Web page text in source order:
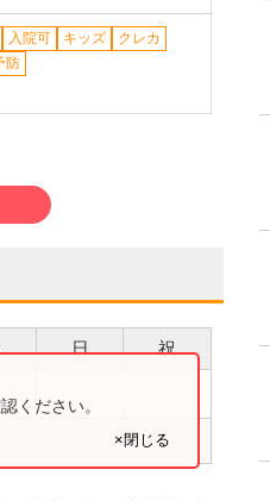
入院可 キッズ
クレカ
防
日 祝
ください。
×閉じる